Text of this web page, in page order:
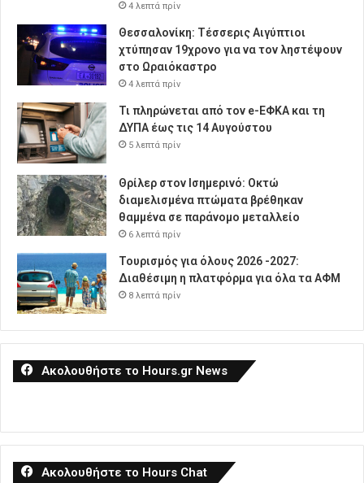
4 λεπτά πρίν
Θεσσαλονίκη: Τέσσερις Αιγύπτιοι
χτύπησαν 19χρονο για να τον ληστέψουν
στο Ωραιόκαστρο
4 λεπτά πρίν
Τι πληρώνεται από τον e-ΕΦΚΑ και τη
ΔΥΠΑ έως τις 14 Αυγούστου
5 λεπτά πρίν
Θρίλερ στον Ισημερινό: Οκτώ
διαμελισμένα πτώματα βρέθηκαν
θαμμένα σε παράνομο μεταλλείο
6 λεπτά πρίν
Τουρισμός για όλους 2026 -2027:
Διαθέσιμη η πλατφόρμα για όλα τα ΑΦΜ
8 λεπτά πρίν
Ακολουθήστε το Hours.gr News
Ακολουθήστε το Hours Chat